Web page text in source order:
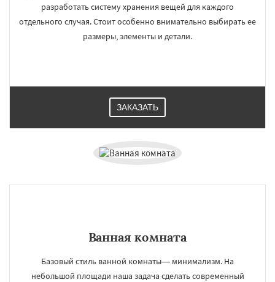
разработать систему хранения вещей для каждого
отдельного случая. Стоит особенно внимательно выбирать ее
размеры, элементы и детали.
ЗАКАЗАТЬ
Ванная комната
Базовый стиль ванной комнаты— минимализм. На
небольшой площади наша задача сделать современный